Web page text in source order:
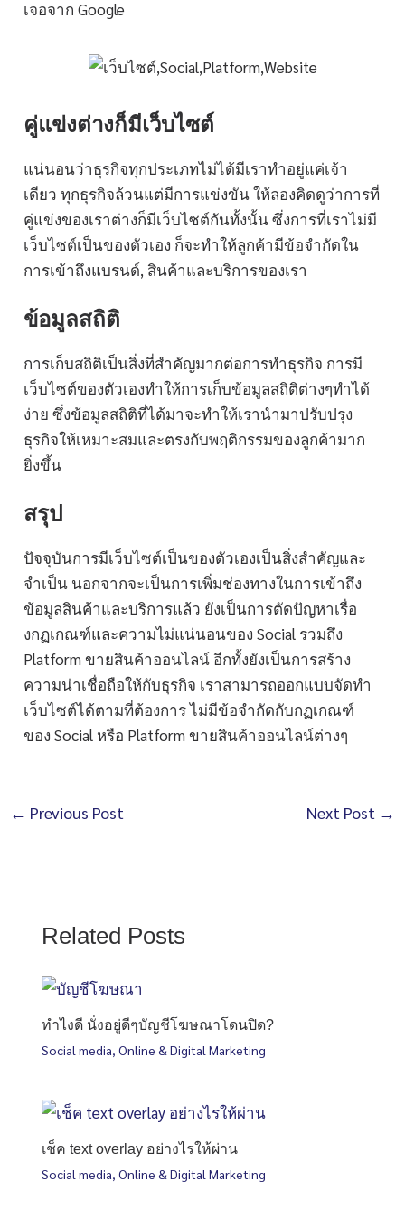
เจอจาก Google
คู่แข่งต่างก็มีเว็บไซต์
แน่นอนว่าธุรกิจทุกประเภทไม่ได้มีเราทำอยู่แค่เจ้า
เดียว ทุกธุรกิจล้วนแต่มีการแข่งขัน ให้ลองคิดดูว่าการที่
คู่แข่งของเราต่างก็มีเว็บไซต์กันทั้งนั้น ซึ่งการที่เราไม่มี
เว็บไซต์เป็นของตัวเอง ก็จะทำให้ลูกค้ามีข้อจำกัดใน
การเข้าถึงแบรนด์, สินค้าและบริการของเรา
ข้อมูลสถิติ
การเก็บสถิติเป็นสิ่งที่สำคัญมากต่อการทำธุรกิจ การมี
เว็บไซต์ของตัวเองทำให้การเก็บข้อมูลสถิติต่างๆทำได้
ง่าย ซึ่งข้อมูลสถิติที่ได้มาจะทำให้เรานำมาปรับปรุง
ธุรกิจให้เหมาะสมและตรงกับพฤติกรรมของลูกค้ามาก
ยิ่งขึ้น
สรุป
ปัจจุบันการมีเว็บไซต์เป็นของตัวเองเป็นสิ่งสำคัญและ
จำเป็น นอกจากจะเป็นการเพิ่มช่องทางในการเข้าถึง
ข้อมูลสินค้าและบริการแล้ว ยังเป็นการตัดปัญหาเรื่อ
งกฏเกณฑ์และความไม่แน่นอนของ Social รวมถึง
Platform ขายสินค้าออนไลน์ อีกทั้งยังเป็นการสร้าง
ความน่าเชื่อถือให้กับธุรกิจ เราสามารถออกแบบจัดทำ
เว็บไซต์ได้ตามที่ต้องการ ไม่มีข้อจำกัดกับกฏเกณฑ์
ของ Social หรือ Platform ขายสินค้าออนไลน์ต่างๆ
← Previous Post Next Post →
Related Posts
ทำไงดี นั่งอยู่ดีๆบัญชีโฆษณาโดนปิด?
Social media, Online & Digital Marketing
เช็ค text overlay อย่างไรให้ผ่าน
Social media, Online & Digital Marketing